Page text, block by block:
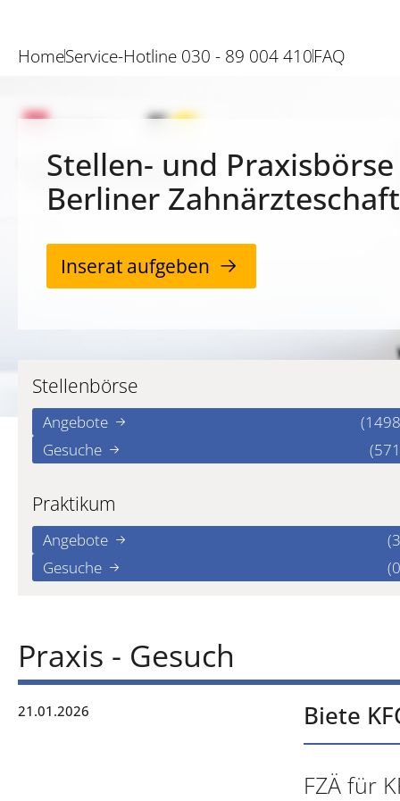
HomeService-Hotline 030 - 89 004 410FAQ
Stellen- und
Berliner Zahnärzteschaft
Inserat aufgeben
Stellenbörse
Angebote
Gesuche
Praktikum
Angebote
Gesuche
Praxis - Gesuch
21.01.2026 Biete
FZÄ für